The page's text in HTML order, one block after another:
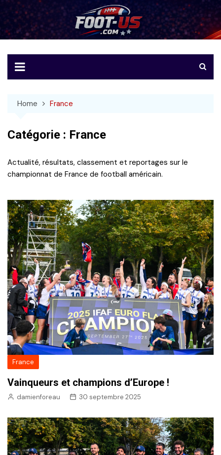
to
content
Foot-US
Le football américain en français
Home France
Catégorie : France
Actualité, résultats, classement et reportages sur le
championnat de France de football américain.
France
Vainqueurs et champions d’Europe !
damienforeau 30 septembre 2025